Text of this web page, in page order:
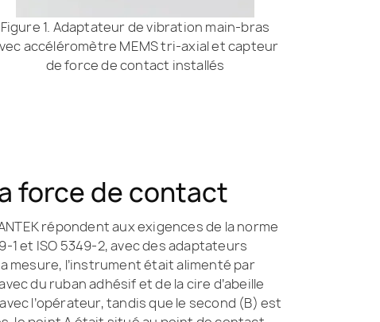
Figure 1. Adaptateur de vibration main-bras
accéléromètre MEMS tri-axial et capteur
de force de contact installés
force de contact
répondent aux exigences de la norme
et ISO 5349-2, avec des adaptateurs
mesure, l’instrument était alimenté par
du ruban adhésif et de la cire d’abeille
l’opérateur, tandis que le second (B) est